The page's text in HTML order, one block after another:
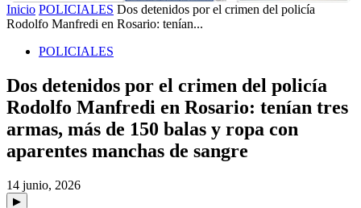
Inicio POLICIALES Dos detenidos por el crimen del policía
Rodolfo Manfredi en Rosario: tenían...
POLICIALES
Dos detenidos por el crimen del policía
Rodolfo Manfredi en Rosario: tenían tres
armas, más de 150 balas y ropa con
aparentes manchas de sangre
14 junio, 2026
▶